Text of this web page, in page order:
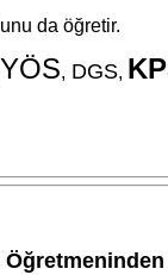
da öğretir.
YÖS, DGS,